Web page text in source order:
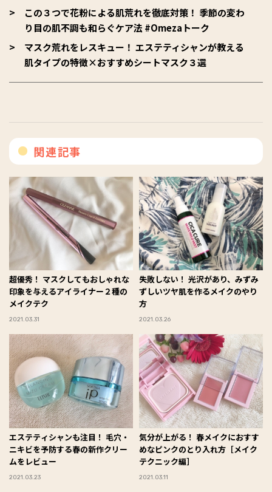
この３つで花粉による肌荒れを徹底対策！ 季節の変わ
り目の肌不調も和らぐケア法 #Omezaトーク
マスク荒れをレスキュー！ エステティシャンが教える
肌タイプの特徴×おすすめシートマスク３選
関連記事
超優秀！ マスクしてもおしゃれな
印象を与えるアイライナー２種の
メイクテク
2021.03.31
失敗しない！ 光沢があり、みずみ
ずしいツヤ肌を作るメイクのやり
方
2021.03.26
エステティシャンも注目！ 毛穴・
ニキビを予防する春の新作クリー
ムをレビュー
2021.03.23
気分が上がる！ 春メイクにおすす
めなピンクのとり入れ方［メイク
テクニック編］
2021.03.11